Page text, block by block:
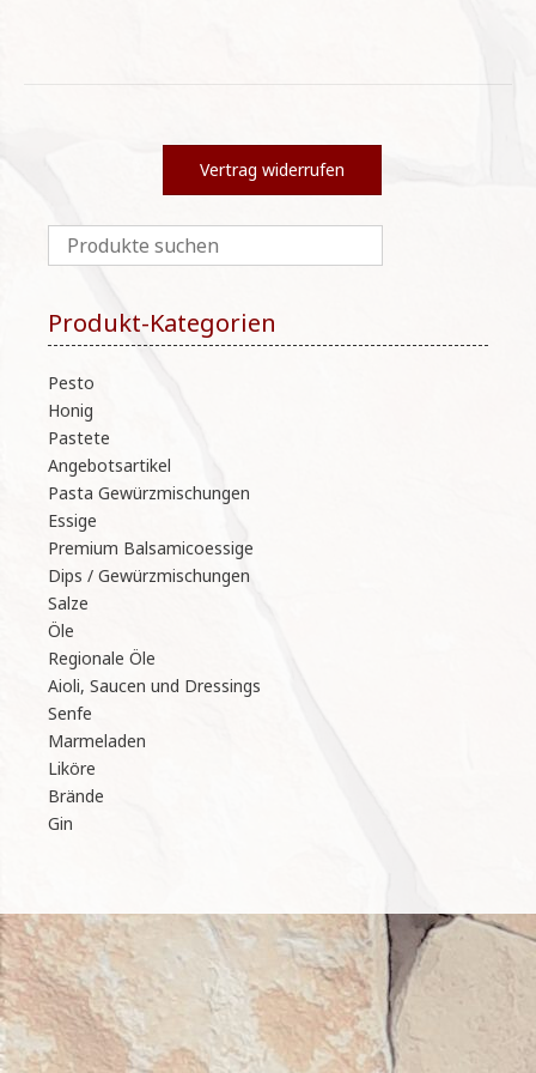
Vertrag widerrufen
Produkt-Kategorien
Pesto
Honig
Pastete
Angebotsartikel
Pasta Gewürzmischungen
Essige
Premium Balsamicoessige
Dips / Gewürzmischungen
Salze
Öle
Regionale Öle
Aioli, Saucen und Dressings
Senfe
Marmeladen
Liköre
Brände
Gin